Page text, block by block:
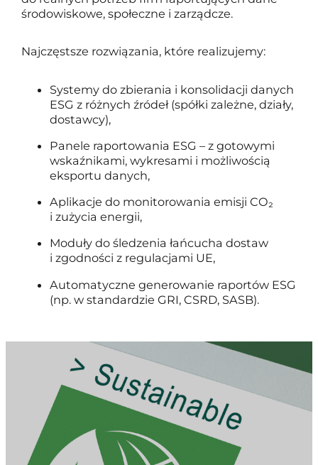
środowiskowe, społeczne i zarządcze.
Najczęstsze rozwiązania, które realizujemy:
Systemy do zbierania i konsolidacji danych
ESG z różnych źródeł (spółki zależne, działy,
dostawcy),
Panele raportowania ESG – z gotowymi
wskaźnikami, wykresami i możliwością
eksportu danych,
Aplikacje do monitorowania emisji CO₂
i zużycia energii,
Moduły do śledzenia łańcucha dostaw
i zgodności z regulacjami UE,
Automatyczne generowanie raportów ESG
(np. w standardzie GRI, CSRD, SASB).